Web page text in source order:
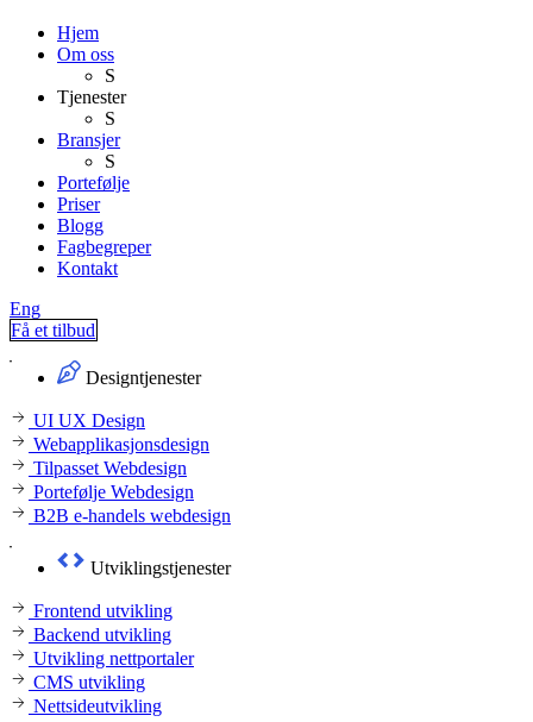
Hjem
Om oss
S
Tjenester
S
Bransjer
S
Portefølje
Priser
Blogg
Fagbegreper
Kontakt
Eng
Få et tilbud
Designtjenester
UI UX Design
Webapplikasjonsdesign
Tilpasset Webdesign
Portefølje Webdesign
B2B e-handels webdesign
Utviklingstjenester
Frontend utvikling
Backend utvikling
Utvikling nettportaler
CMS utvikling
Nettsideutvikling